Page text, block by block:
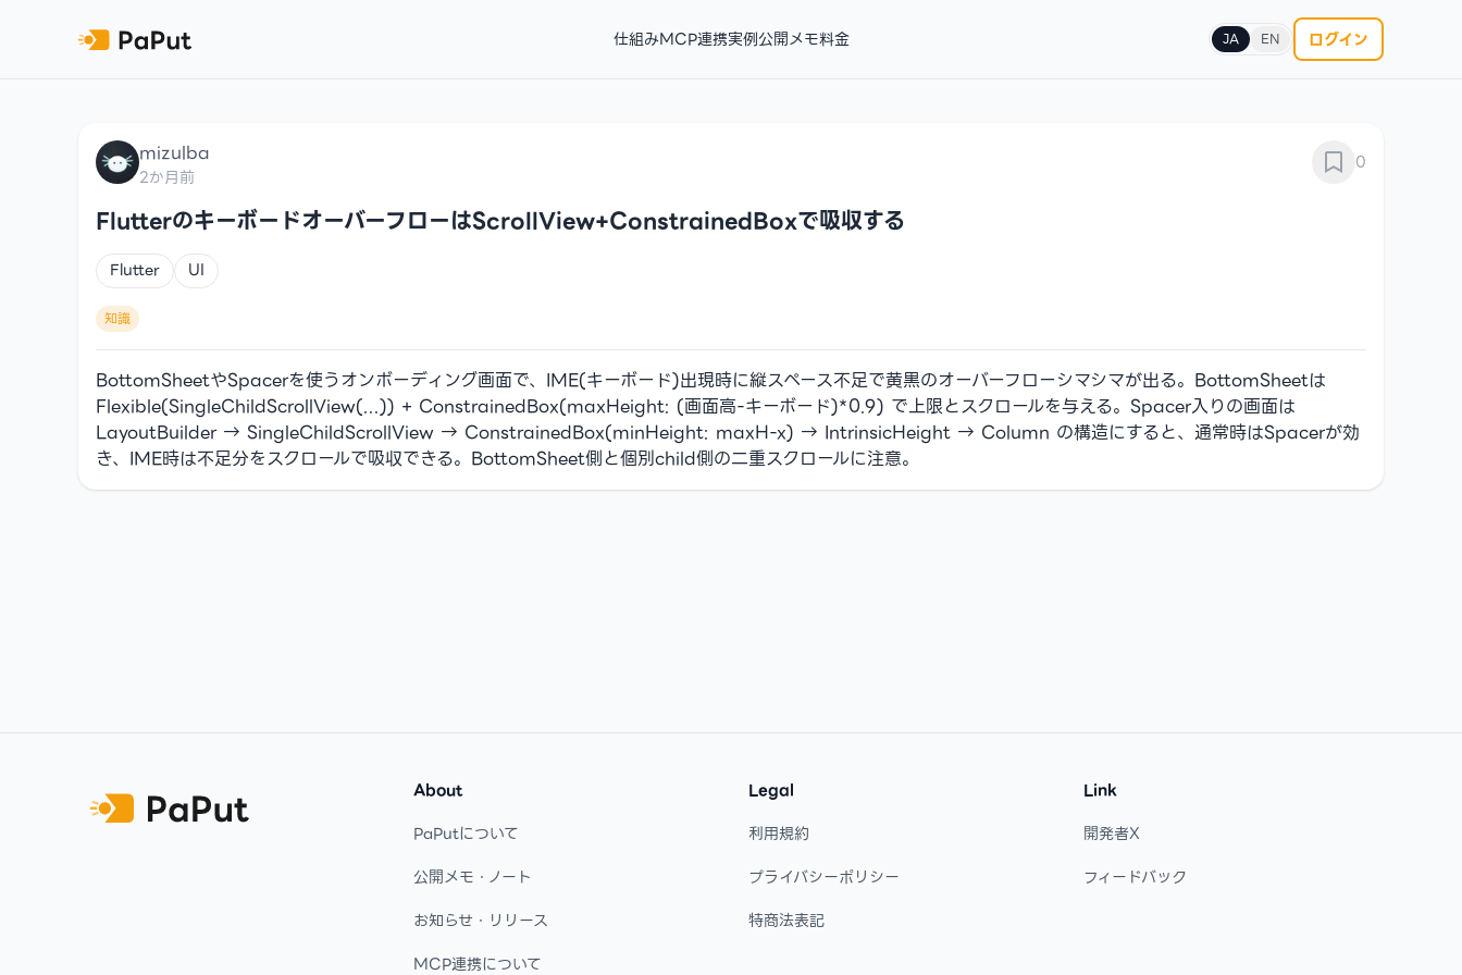
仕組みMCP連携実例公開メモ料金 JA EN ログイン
mizulba
2か月前
0
FlutterのキーボードオーバーフローはScrollView+ConstrainedBoxで吸収する
Flutter UI
知識
BottomSheetやSpacerを使うオンボーディング画面で、IME(キーボード)出現時に縦スペース不足で黄黒のオーバーフローシマシマが出る。BottomSheetは
Flexible(SingleChildScrollView(...)) + ConstrainedBox(maxHeight: (画面高-キーボード)*0.9) で上限とスクロールを与える。Spacer入りの画面は
LayoutBuilder → SingleChildScrollView → ConstrainedBox(minHeight: maxH-x) → IntrinsicHeight → Column の構造にすると、通常時はSpacerが効
き、IME時は不足分をスクロールで吸収できる。BottomSheet側と個別child側の二重スクロールに注意。
About
PaPutについて
公開メモ・ノート
お知らせ・リリース
MCP連携について
Legal
利用規約
プライバシーポリシー
特商法表記
Link
開発者X
フィードバック